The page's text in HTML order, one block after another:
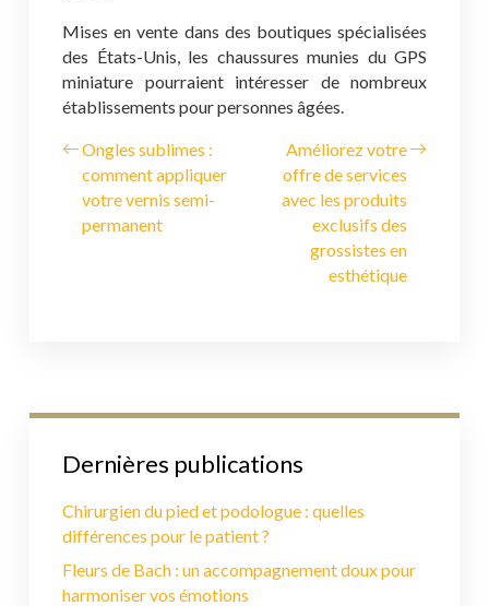
Mises en vente dans des boutiques spécialisées
des États-Unis, les chaussures munies du GPS
miniature pourraient intéresser de nombreux
établissements pour personnes âgées.
Ongles sublimes :
comment appliquer
votre vernis semi-
permanent
Améliorez votre
offre de services
avec les produits
exclusifs des
grossistes en
esthétique
Dernières publications
Chirurgien du pied et podologue : quelles
différences pour le patient ?
Fleurs de Bach : un accompagnement doux pour
harmoniser vos émotions